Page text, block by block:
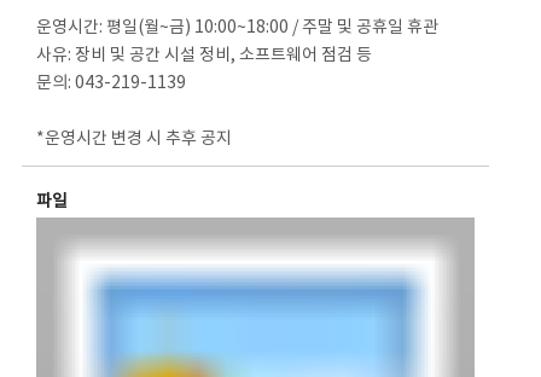
운영시간: 평일(월~금) 10:00~18:00 / 주말 및 공휴일 휴관
사유: 장비 및 공간 시설 정비, 소프트웨어 점검 등
문의: 043-219-1139
*운영시간 변경 시 추후 공지
파일